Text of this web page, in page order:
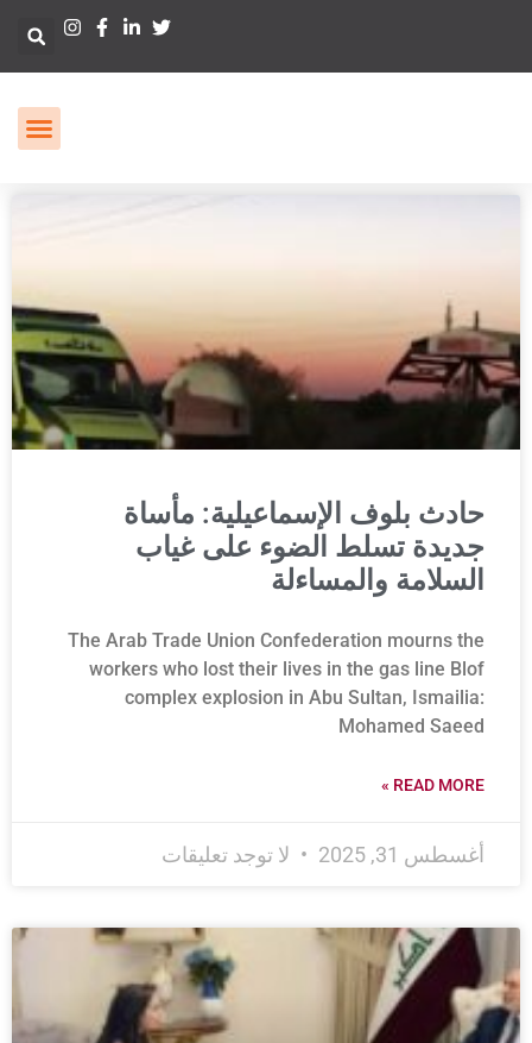
حادث بلوف الإسماعيلية: مأساة
جديدة تسلط الضوء على غياب
السلامة والمساءلة
The Arab Trade Union Confederation mourns the
workers who lost their lives in the gas line Blof
complex explosion in Abu Sultan, Ismailia:
Mohamed Saeed
READ MORE »
أغسطس 31, 2025 لا توجد تعليقات